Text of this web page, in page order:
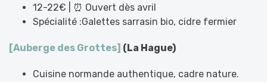
12-22€ | ⏰ Ouvert dès avril
Spécialité :Galettes sarrasin bio, cidre fermier
[Auberge des Grottes] (La Hague)
Cuisine normande authentique, cadre nature.